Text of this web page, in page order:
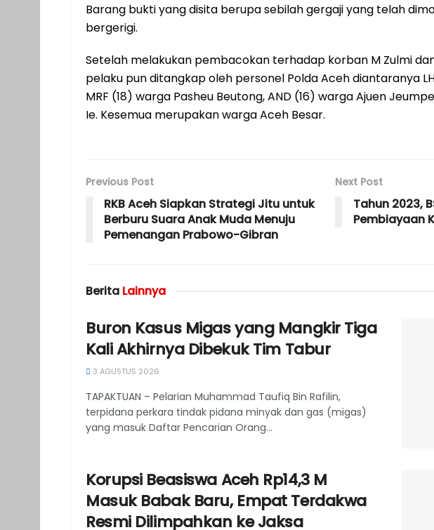
Barang bukti yang disita berupa sebilah gergaji yang telah
bergerigi.
Setelah melakukan pembacokan terhadap korban M Zulmi
pelaku pun ditangkap oleh personel Polda Aceh diantaranya
MRF (18) warga Pasheu Beutong, AND (16) warga Ajuen
Ie. Kesemua merupakan warga Aceh Besar.
Previous Post
RKB Aceh Siapkan Strategi Jitu untuk
Berburu Suara Anak Muda Menuju
Pemenangan Prabowo-Gibran
Next Post
Tahun 2023,
Pembiayaan
Berita Lainnya
Buron Kasus Migas yang Mangkir Tiga
Kali Akhirnya Dibekuk Tim Tabur
3 AGUSTUS 2026
TAPAKTUAN – Pelarian Muhammad Taufiq Bin Rafilin,
terpidana perkara tindak pidana minyak dan gas (migas)
yang masuk Daftar Pencarian Orang...
Korupsi Beasiswa Aceh Rp14,3 M
Masuk Babak Baru, Empat Terdakwa
Resmi Dilimpahkan ke Jaksa